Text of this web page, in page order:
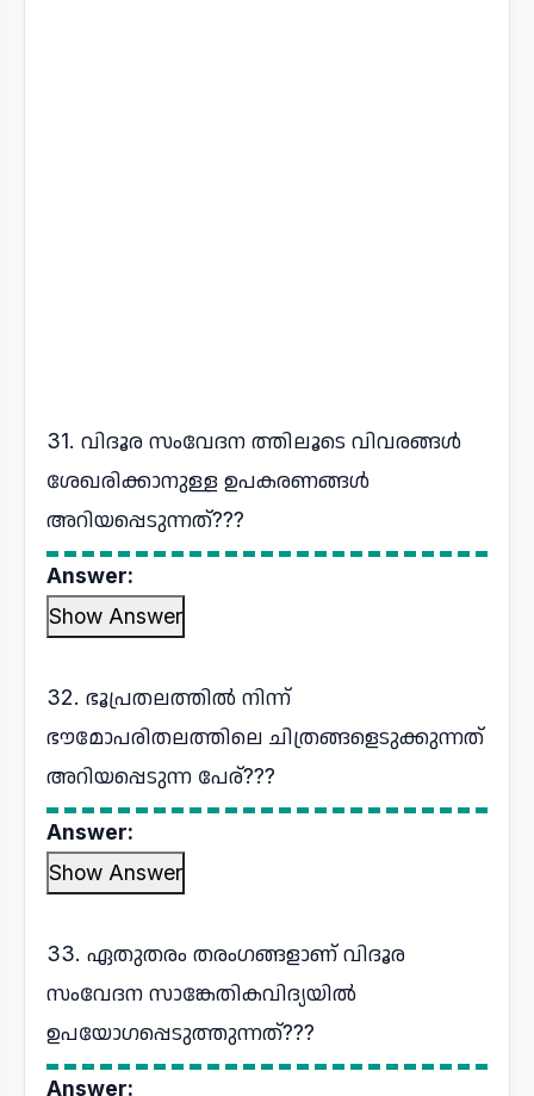
31. വിദൂര സംവേദന ത്തിലൂടെ വിവരങ്ങൾ
ശേഖരിക്കാനുള്ള ഉപകരണങ്ങൾ
അറിയപ്പെടുന്നത്???
Answer:
Show Answer
32. ഭൂപ്രതലത്തിൽ നിന്ന്
ഭൗമോപരിതലത്തിലെ ചിത്രങ്ങളെടുക്കുന്നത്
അറിയപ്പെടുന്ന പേര്???
Answer:
Show Answer
33. ഏതുതരം തരംഗങ്ങളാണ് വിദൂര
സംവേദന സാങ്കേതികവിദ്യയിൽ
ഉപയോഗപ്പെടുത്തുന്നത്???
Answer: